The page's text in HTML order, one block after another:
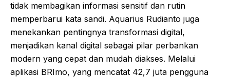
tidak membagikan informasi sensitif dan rutin
memperbarui kata sandi. Aquarius Rudianto juga
menekankan pentingnya transformasi digital,
menjadikan kanal digital sebagai pilar perbankan
modern yang cepat dan mudah diakses. Melalui
aplikasi BRImo, yang mencatat 42,7 juta pengguna